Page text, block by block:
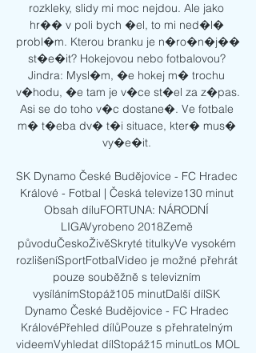
rozkleky, slidy mi moc nejdou. Ale jako
hr�� v poli bych �el, to mi ned�l�
probl�m. Kterou branku je n�ro�n�j��
st�e�it? Hokejovou nebo fotbalovou?
Jindra: Mysl�m, �e hokej m� trochu
v�hodu, �e tam je v�ce st�el za z�pas.
Asi se do toho v�c dostane�. Ve fotbale
m� t�eba dv� t�i situace, kter� mus�
vy�e�it.
SK Dynamo České Budějovice - FC Hradec
Králové - Fotbal | Česká televize130 minut
Obsah díluFORTUNA: NÁRODNÍ
LIGAVyrobeno 2018Země
původuČeskoŽivěSkryté titulkyVe vysokém
rozlišeníSportFotbalVideo je možné přehrát
pouze souběžně s televizním
vysílánímStopáž105 minutDalší dílSK
Dynamo České Budějovice - FC Hradec
KrálovéPřehled dílůPouze s přehratelným
videemVyhledat dílStopáž15 minutLos MOL